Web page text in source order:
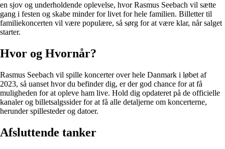
en sjov og underholdende oplevelse, hvor Rasmus Seebach vil sætte
gang i festen og skabe minder for livet for hele familien. Billetter til
familiekoncerten vil være populære, så sørg for at være klar, når salget
starter.
Hvor og Hvornår?
Rasmus Seebach vil spille koncerter over hele Danmark i løbet af
2023, så uanset hvor du befinder dig, er der god chance for at få
muligheden for at opleve ham live. Hold dig opdateret på de officielle
kanaler og billetsalgssider for at få alle detaljerne om koncerterne,
herunder spillesteder og datoer.
Afsluttende tanker